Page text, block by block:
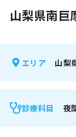
花粉症
感染症
山梨県南巨
エリア 山梨
診療科目 夜